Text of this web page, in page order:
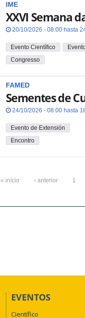
IME
XXVI Semana
20/10/2026 - 08:00 hasta
Evento Científico
Congresso
FAMED
Sementes de
24/10/2026 - 08:00 hasta
Evento de Extensión
Encontro
« início ‹ anterior 1
EVENTOS
Científico